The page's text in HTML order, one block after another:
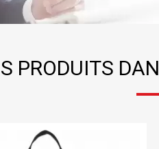
PRODUITS